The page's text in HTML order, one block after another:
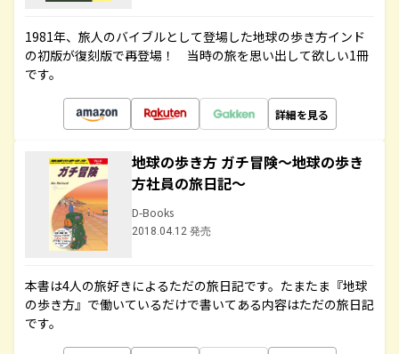
1981年、旅人のバイブルとして登場した地球の歩き方インド
の初版が復刻版で再登場！ 当時の旅を思い出して欲しい1冊
です。
詳細を見る
地球の歩き方 ガチ冒険～地球の歩き
方社員の旅日記～
D-Books
2018.04.12 発売
本書は4人の旅好きによるただの旅日記です。たまたま『地球
の歩き方』で働いているだけで書いてある内容はただの旅日記
です。